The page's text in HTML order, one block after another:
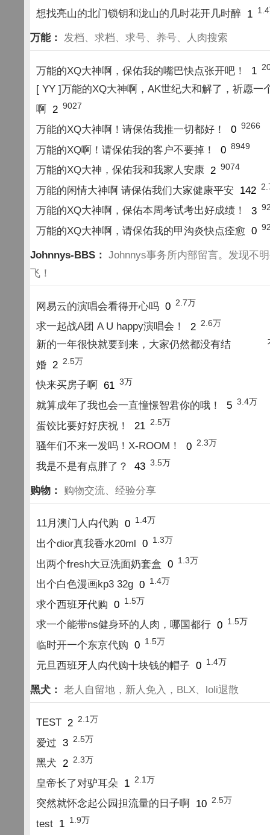
想找亮山的北门锁钥和泷山的几时花开几时醉 1
万能： 发档、求档、求号、养号、人肉搜索
万能的XQ大神啊，保佑我的嘴巴快点张开吧！ 1
[ YY ]万能的XQ大神啊，AK世纪大和解了，祈愿一
啊
2 9027
万能的XQ大神啊！请保佑我推一切都好！ 0 9266
万能的XQ啊！请保佑我的客户不要掉！ 0 8949
万能的XQ大神，保佑我和我家人安康 2 9074
万能的闲情大神啊 请保佑我们大家健康平安 142
万能的XQ大神啊，保佑本周考试考出好成绩！ 3
万能的XQ大神啊，请保佑我的甲沟炎快点痊愈 0
Johnnys-BBS： Johnnys事务所内部留言。发现不
飞！
网易云的演唱会看得开心吗 0 2.7万
求一起战A团 A U happy演唱会！ 2 2.6万
新的一年很快就要到来，大家仍然都没有结
婚 2 2.5万
快来买房子啊 61 3万
就算成年了我也会一直憧憬智君你的哦！ 5 3.4万
蛋饺比要好好庆祝！ 21 2.5万
骚年们不来一发吗！X-ROOM！ 0 2.3万
我是不是有点胖了？ 43 3.5万
购物： 购物交流、经验分享
11月澳门人禸代购 0 1.4万
出个dior真我香水20ml 0 1.3万
出两个fresh大豆洗面奶套盒 0 1.3万
出个白色漫画kp3 32g 0 1.4万
求个西班牙代购 0 1.5万
求一个能带ns健身环的人肉，哪国都行 0 1.5万
临时开一个东京代购 0 1.5万
元旦西班牙人禸代购十块钱的帽子 0 1.4万
黑犬： 老人自留地，新人免入，BLX、loli退散
TEST 2 2.1万
爱过 3 2.5万
黑犬 2 2.3万
皇帝长了对驴耳朵 1 2.1万
突然就怀念起公园担流量的日子啊 10 2.5万
test 1 1.9万